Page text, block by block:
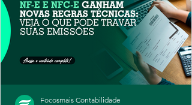
Focosmais Contabilidade